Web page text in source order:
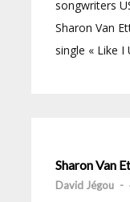
songwriters
Sharon Van
single « Like
Sharon Van
David Jégou -